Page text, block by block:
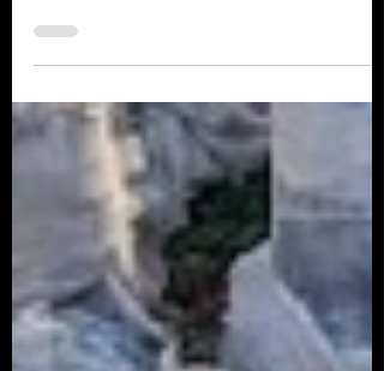
climático
Hablar sobre el cambio climático con
tanta gente como sea posible es una de
las cosas más importantes que puedes